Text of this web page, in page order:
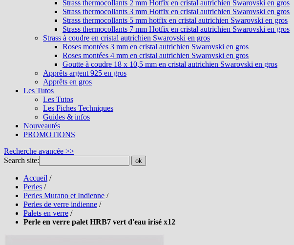
Strass thermocollants 2 mm Hotfix en cristal autrichien Swarovski en gros
Strass thermocollants 3 mm Hotfix en cristal autrichien Swarovski en gros
Strass thermocollants 5 mm hotfix en cristal autrichien Swarovski en gros
Strass thermocollants 7 mm Hotfix en cristal autrichien Swarovski en gros
Strass à coudre en cristal autrichien Swarovski en gros
Roses montées 3 mm en cristal autrichien Swarovski en gros
Roses montées 4 mm en cristal autrichien Swarovski en gros
Goutte à coudre 18 x 10,5 mm en cristal autrichien Swarovski en gros
Apprêts argent 925 en gros
Apprêts en gros
Les Tutos
Les Tutos
Les Fiches Techniques
Guides & infos
Nouveautés
PROMOTIONS
Recherche avancée >>
Search site:
ok
Accueil /
Perles /
Perles Murano et Indienne /
Perles de verre indienne /
Palets en verre /
Perle en verre palet HRB7 vert d'eau irisé x12